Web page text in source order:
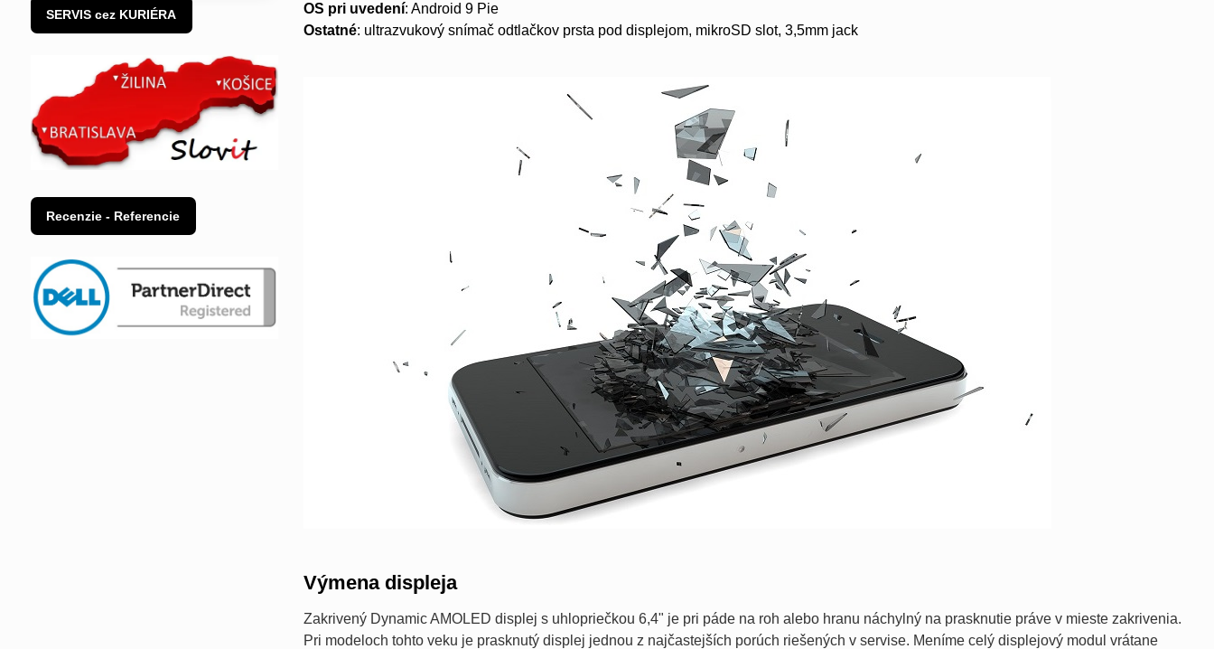
OS pri uvedení: Android 9 Pie
Ostatné: ultrazvukový snímač odtlačkov prsta pod displejom, mikroSD slot, 3,5mm jack
Výmena displeja
Zakrivený Dynamic AMOLED displej s uhlopriečkou 6,4" je pri páde na roh alebo hranu náchylný na prasknutie práve v mieste zakrivenia.
Pri modeloch tohto veku je prasknutý displej jednou z najčastejších porúch riešených v servise. Meníme celý displejový modul vrátane
SERVIS cez KURIÉRA
Recenzie - Referencie